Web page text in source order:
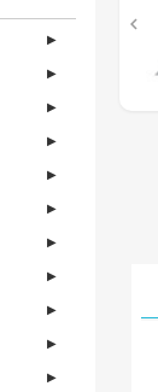
